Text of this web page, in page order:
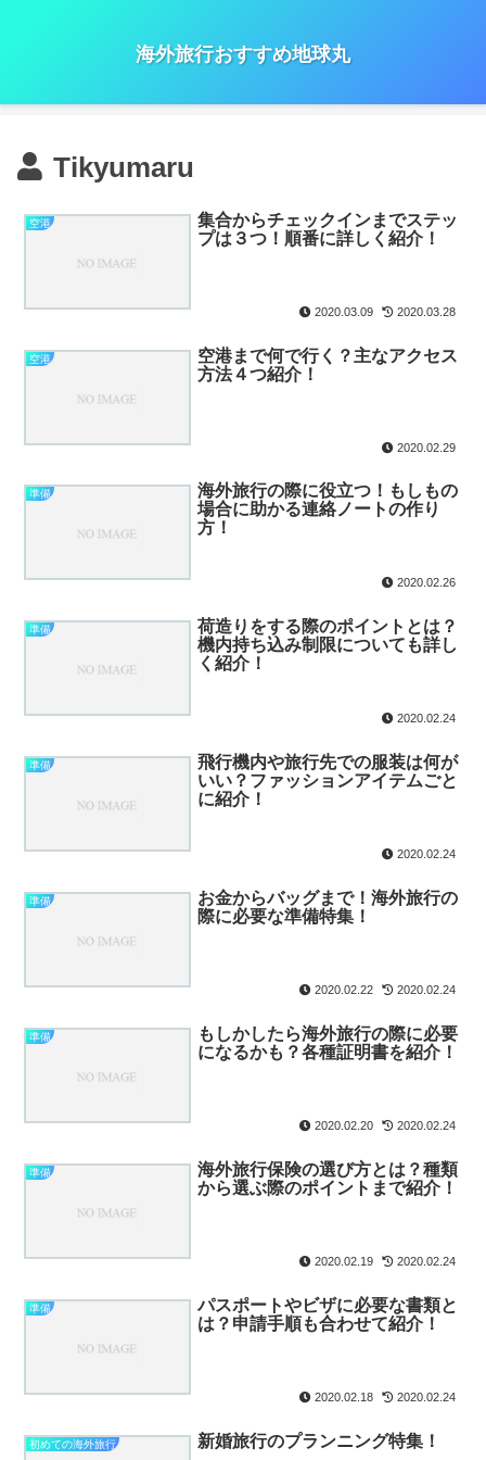
海外旅行おすすめ地球丸
Tikyumaru
空港
集合からチェックインまでステッ
プは３つ！順番に詳しく紹介！
2020.03.09 2020.03.28
空港
空港まで何で行く？主なアクセス
方法４つ紹介！
2020.02.29
準備
海外旅行の際に役立つ！もしもの
場合に助かる連絡ノートの作り
方！
2020.02.26
準備
荷造りをする際のポイントとは？
機内持ち込み制限についても詳し
く紹介！
2020.02.24
準備
飛行機内や旅行先での服装は何が
いい？ファッションアイテムごと
に紹介！
2020.02.24
準備
お金からバッグまで！海外旅行の
際に必要な準備特集！
2020.02.22 2020.02.24
準備
もしかしたら海外旅行の際に必要
になるかも？各種証明書を紹介！
2020.02.20 2020.02.24
準備
海外旅行保険の選び方とは？種類
から選ぶ際のポイントまで紹介！
2020.02.19 2020.02.24
準備
パスポートやビザに必要な書類と
は？申請手順も合わせて紹介！
2020.02.18 2020.02.24
初めての海外旅行 新婚旅行のプランニング特集！